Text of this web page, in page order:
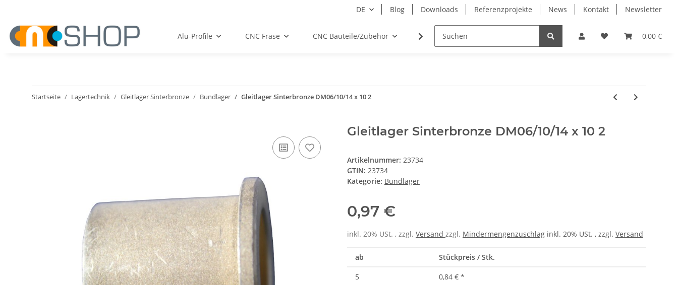
DE Blog Downloads Referenzprojekte News Kontakt Newsletter
0,00 €
Alu-Profile CNC Fräse CNC Bauteile/Zubehör Elektro Lagertechnik Lineartechnik
Startseite Lagertechnik Gleitlager Sinterbronze Bundlager Gleitlager Sinterbronze DM06/10/14 x 10 2
Gleitlager Sinterbronze DM06/10/14 x 10 2
Artikelnummer: 23734
GTIN: 23734
Kategorie: Bundlager
0,97 €
inkl. 20% USt. , zzgl. Versand zzgl. Mindermengenzuschlag inkl. 20% USt. , zzgl. Versand
ab Stückpreis / Stk.
5 0,84 € *